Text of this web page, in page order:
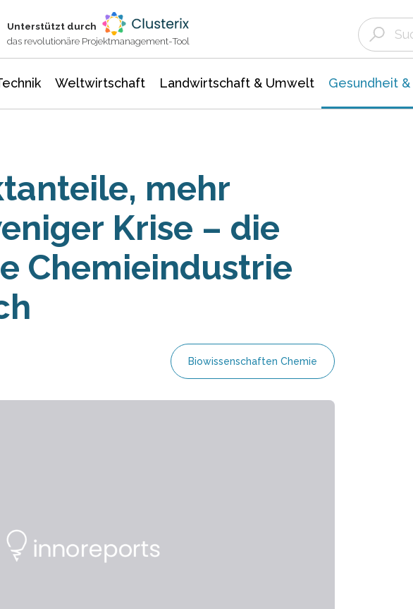
Unterstützt durch
das revolutionäre Projektmanagement-Tool
Weltwirtschaft Landwirtschaft & Umwelt Gesundheit
mehr
Krise – die
Chemieindustrie
Biowissenschaften Chemie